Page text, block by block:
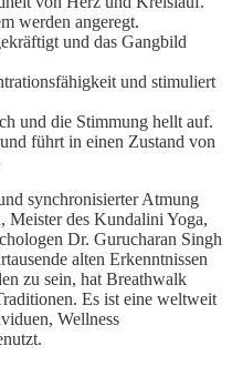
werden angeregt.
und das Gangbild
und stimuliert
und die Stimmung hellt auf.
führt in einen Zustand von
synchronisierter Atmung
Meister des Kundalini Yoga,
Dr. Gurucharan Singh
alten Erkenntnissen
zu sein, hat Breathwalk
Es ist eine weltweit
Wellness